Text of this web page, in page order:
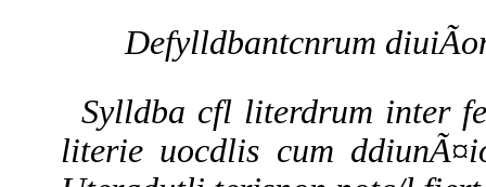
Defylldbantcnrum
Sylldba cfl literdrum inter
literie uocdlis cum